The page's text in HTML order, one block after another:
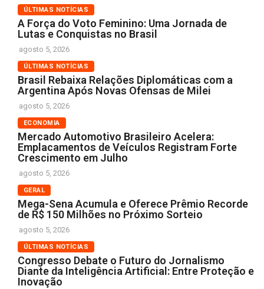
ÚLTIMAS NOTÍCIAS
A Força do Voto Feminino: Uma Jornada de
Lutas e Conquistas no Brasil
agosto 5, 2026
ÚLTIMAS NOTÍCIAS
Brasil Rebaixa Relações Diplomáticas com a
Argentina Após Novas Ofensas de Milei
agosto 5, 2026
ECONOMIA
Mercado Automotivo Brasileiro Acelera:
Emplacamentos de Veículos Registram Forte
Crescimento em Julho
agosto 5, 2026
GERAL
Mega-Sena Acumula e Oferece Prêmio Recorde
de R$ 150 Milhões no Próximo Sorteio
agosto 5, 2026
ÚLTIMAS NOTÍCIAS
Congresso Debate o Futuro do Jornalismo
Diante da Inteligência Artificial: Entre Proteção e
Inovação